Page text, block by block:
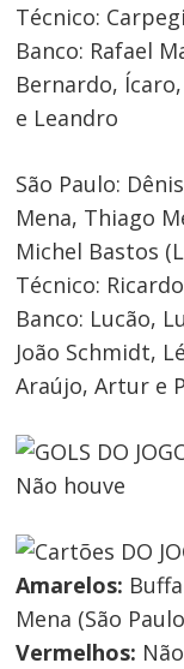
Técnico:
Banco: Rafael
Bernardo,
e Leandro
São Paulo:
Mena, Thiago
Michel Bastos
Técnico:
Banco: Lucão,
João Schmidt,
Araújo, Artur e
Não houve
Amarelos:
Mena (São
Vermelhos: